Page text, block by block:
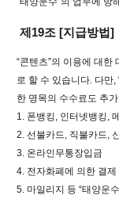
제19조 [지급방법]
“콘텐츠”의 이용에 대한
로 할 수 있습니다. 다만,
한 명목의 수수료도 추
1. 폰뱅킹, 인터넷뱅킹,
2. 선불카드, 직불카드,
3. 온라인무통장입금
4. 전자화폐에 의한 결제
5. 마일리지 등 “태양운